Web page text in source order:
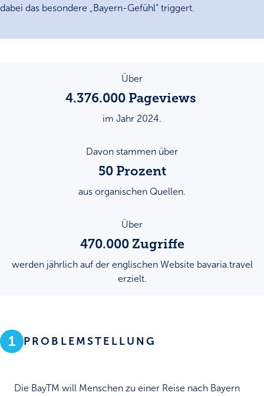
dabei das besondere „Bayern-Gefühl“ triggert.
Über
4.376.000 Pageviews
im Jahr 2024.
Davon stammen über
50 Prozent
aus organischen Quellen.
Über
470.000 Zugriffe
werden jährlich auf der englischen Website bavaria.travel
erzielt.
1 PROBLEMSTELLUNG
Die BayTM will Menschen zu einer Reise nach Bayern